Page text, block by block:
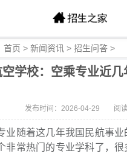
首页 > 新闻资讯 > 招生问答 >
学校：空乘专业近
发布时间：2026-04-29 阅读
随着这几年我国民航事业
非常热门的专业学科了，